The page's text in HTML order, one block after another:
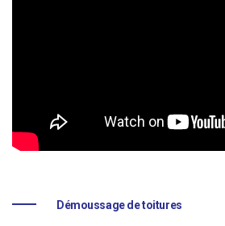
Démoussage de toitures